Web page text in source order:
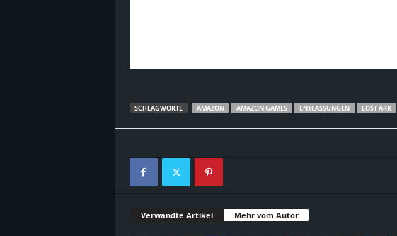
SCHLAGWORTE AMAZON AMAZON GAMES ENTLASSUNGEN LOST ARK
Verwandte Artikel Mehr vom Autor